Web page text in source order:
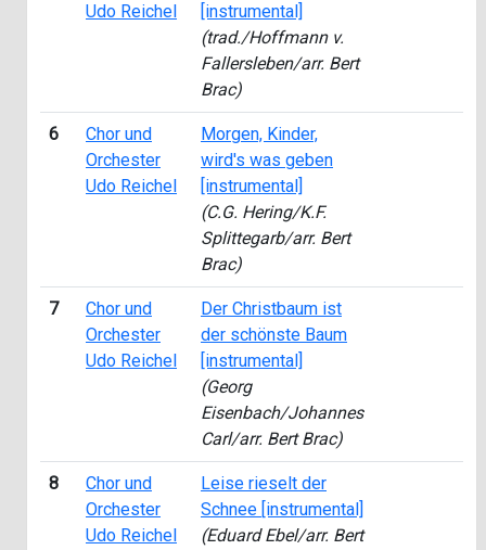
Udo Reichel
[instrumental]
(trad./Hoffmann v.
Fallersleben/arr. Bert
Brac)
6
Chor und
Orchester
Udo Reichel
Morgen, Kinder,
wird's was geben
[instrumental]
(C.G. Hering/K.F.
Splittegarb/arr. Bert
Brac)
7
Chor und
Orchester
Udo Reichel
Der Christbaum ist
der schönste Baum
[instrumental]
(Georg
Eisenbach/Johannes
Carl/arr. Bert Brac)
8
Chor und
Orchester
Udo Reichel
Leise rieselt der
Schnee [instrumental]
(Eduard Ebel/arr. Bert